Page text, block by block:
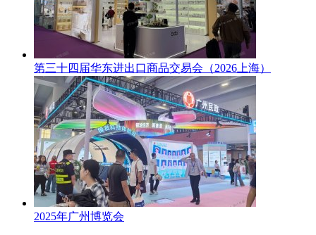
第三十四届华东进出口商品交易会（2026上海）
2025年广州博览会